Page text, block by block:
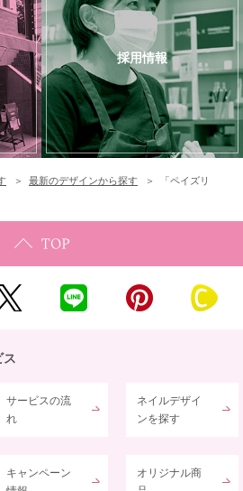
採用情報
最新のデザインから探す
「ペイズリ
ス
サービスの流
れ
ネイルデザイ
ンを探す
キャンペーン
オリジナル商